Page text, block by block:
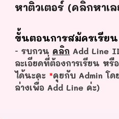
หาติวเตอร์ (คลิกหาเล
ขั้นตอนการสมัครเรีย
- รบกวน คลิก Add Line
ละเอียดที่ต้องการเรียน ห
ได้นะคะ *คุยกับ Admin โด
ล่างเพื่อ Add Line ค่ะ)